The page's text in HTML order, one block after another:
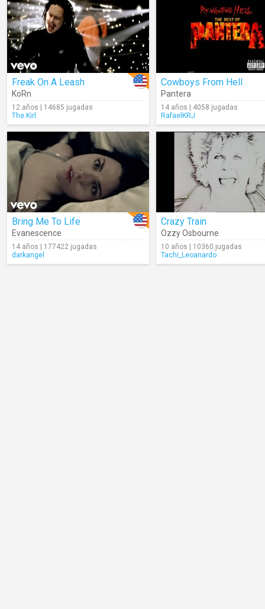
Freak On A Leash
KoRn
12 años | 14685 jugadas
The.Kirl
Cowboys From Hell
Pantera
14 años | 4058 jugadas
RafaelKRJ
Bring Me To Life
Evanescence
14 años | 177422 jugadas
darkangel
Crazy Train
Ozzy Osbourne
10 años | 10360 jugadas
Tachi_Leoanardo